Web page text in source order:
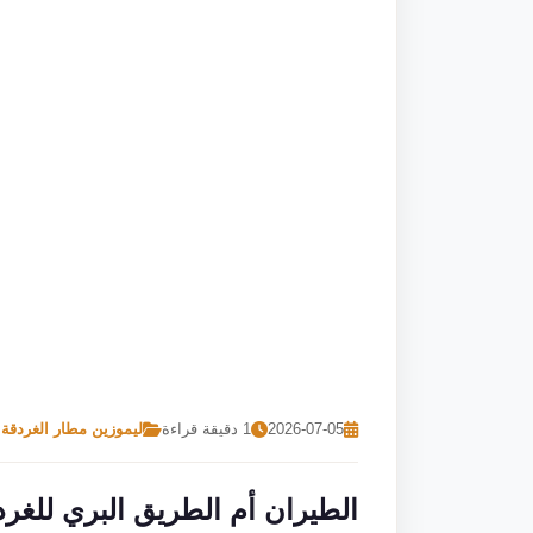
2026-07-05 1 دقيقة قراءة ليموزين مطار الغردقة
الطيران أم الطريق البري